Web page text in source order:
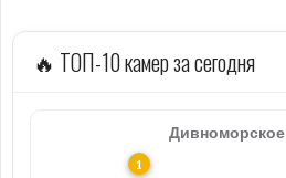
🔥 ТОП-10 камер за сегодня
Дивноморское